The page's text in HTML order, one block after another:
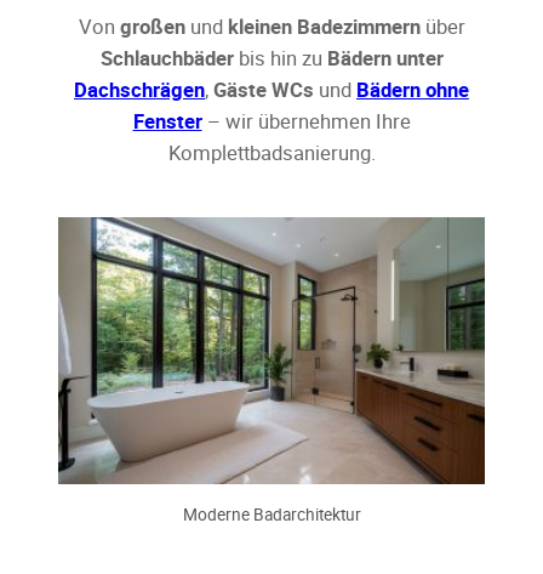
Von großenund kleinen Badezimmernüber
Schlauchbäderbis hin zu Bädern unter
Dachschrägen,Gäste WCs und Bädern ohne
Fenster– wir übernehmen Ihre
Komplettbadsanierung.
Moderne Badarchitektur